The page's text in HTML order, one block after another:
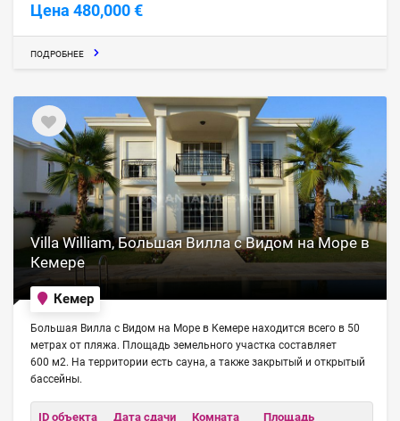
Цена 480,000 €
ПОДРОБНЕЕ
Villa William, Большая Вилла с Видом на Море в
Кемере
Кемер
Большая Вилла с Видом на Море в Кемере находится всего в 50
метрах от пляжа. Площадь земельного участка составляет
600 м2. На территории есть сауна, а также закрытый и открытый
бассейны.
ID объекта
Дата сдачи
Комната
Площадь